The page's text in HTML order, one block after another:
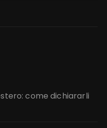
come dichiararli